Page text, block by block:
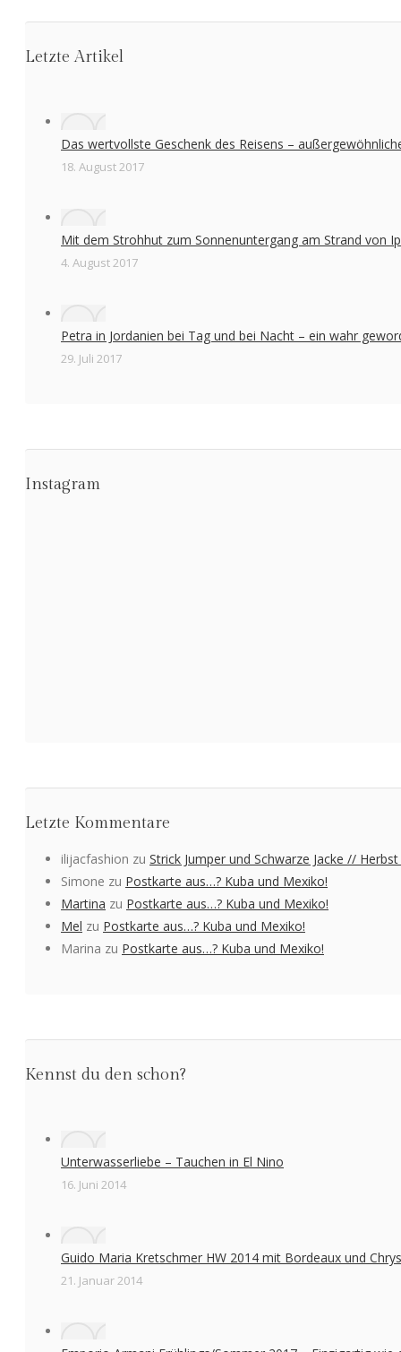
Letzte Artikel
Das wertvollste Geschenk des Reisens –
18. August 2017
Mit dem Strohhut zum Sonnenuntergang am Strand von
4. August 2017
Petra in Jordanien bei Tag und bei Nacht – ein wahr
29. Juli 2017
Instagram
Letzte Kommentare
ilijacfashion zu Strick Jumper und Schwarze Jacke //
Simone zu Postkarte aus…? Kuba und Mexiko!
Martina zu Postkarte aus…? Kuba und Mexiko!
Mel zu Postkarte aus…? Kuba und Mexiko!
Marina zu Postkarte aus…? Kuba und Mexiko!
Kennst du den schon?
Unterwasserliebe – Tauchen in El Nino
16. Juni 2014
Guido Maria Kretschmer HW 2014 mit Bordeaux und
21. Januar 2014